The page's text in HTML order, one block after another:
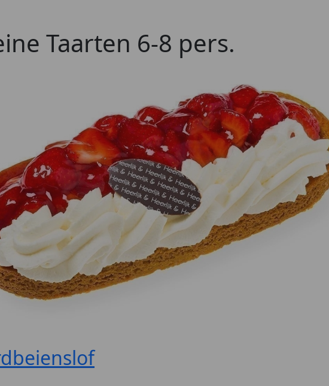
Taarten 6-8 pers.